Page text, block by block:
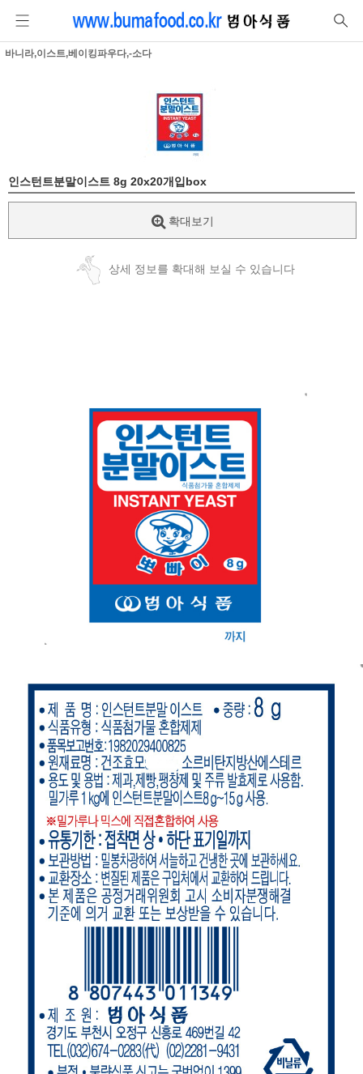
바니라,이스트,베이킹파우다,-소다
인스턴트분말이스트 8g 20x20개입box
확대보기
상세 정보를 확대해 보실 수 있습니다